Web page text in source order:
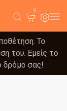
0
Το
του. Εμείς το
δρόμο σας!